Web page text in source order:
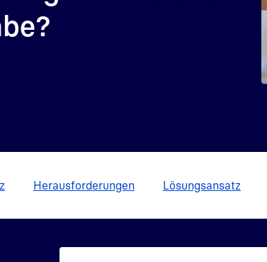
Herausforderungen Lösungsansatz